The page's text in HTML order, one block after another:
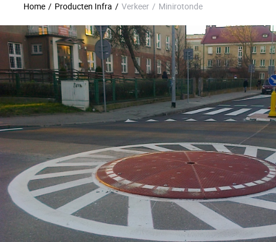
Home / Producten Infra / Verkeer / Minirotonde